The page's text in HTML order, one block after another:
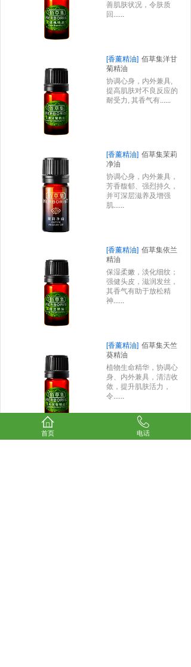
善肌肤状况，令肤质
回 ......
[香薰精油] 佰草集洋甘
菊精油
协调心身，内外兼具,
提高肌肤对不良反应的
耐受力, 其香气有......
[香薰精油] 佰草集茉莉
净油
协调心身，内外兼具，
芳香馥郁、强烈持久，
并可深层滋养及增强
肌......
[香薰精油] 佰草集依兰
精油
保湿柔嫩，淡化细纹；
强健头皮，滋润发丝，
其香气有助于放松精
神......
[香薰精油] 佰草集天竺
葵精油
植物生命精华，协调心
身、内外兼具，清洁收
敛，提升肌肤活力，
令......
[香薰精油] 佰草集茶树
首页 电话